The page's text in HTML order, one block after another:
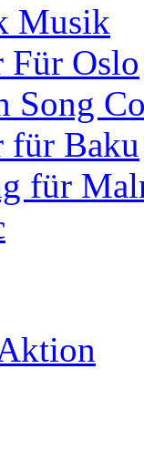
Musik
Für Oslo
Song
für Baku
für